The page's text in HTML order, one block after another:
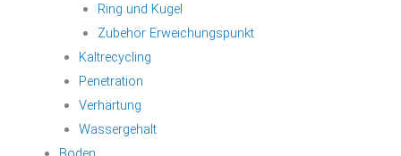
Ring und Kugel
Zubehör Erweichungspunkt
Kaltrecycling
Penetration
Verhärtung
Wassergehalt